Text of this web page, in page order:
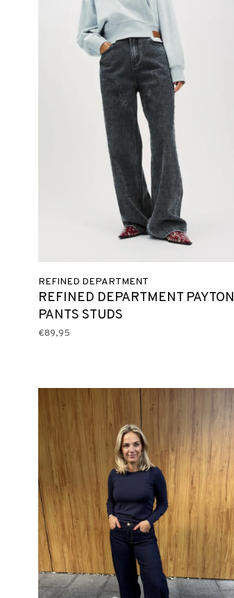
REFINED DEPARTMENT
REFINED DEPARTMENT PAYTON
PANTS STUDS
€89,95